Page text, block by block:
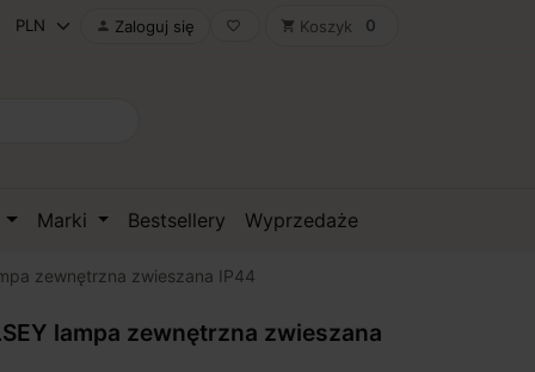
 Zaloguj się favorite_border shopping_cart Koszyk 0
Marki Bestsellery Wyprzedaże
zewnętrzna zwieszana IP44
lampa zewnętrzna zwieszana